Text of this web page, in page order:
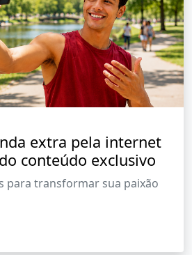
extra pela internet
conteúdo exclusivo
para transformar sua paixão